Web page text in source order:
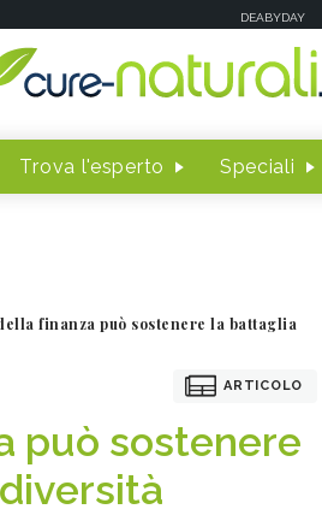
DEABYDAY
Trova l'esperto Speciali
finanza può sostenere la battaglia
ARTICOLO
può sostenere